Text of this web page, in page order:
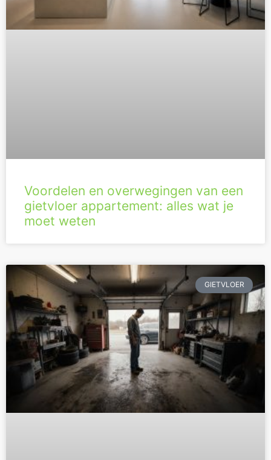
Voordelen en overwegingen van een
gietvloer appartement: alles wat je
moet weten
GIETVLOER